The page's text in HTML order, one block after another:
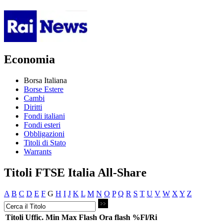
Economia
Borsa Italiana
Borse Estere
Cambi
Diritti
Fondi italiani
Fondi esteri
Obbligazioni
Titoli di Stato
Warrants
Titoli FTSE Italia All-Share
A B C D E F G H I J K L M N O P Q R S T U V W X Y Z
Titoli Uffic. Min Max Flash Ora flash %Fl/Ri